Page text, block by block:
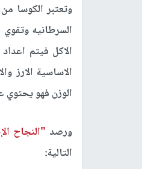
وتعتبر الكوسا
السرطانيه
الاكل فيتم
الاساسية الارز
الوزن فهو يحتوي على
ورصد "النجاح
التالية: